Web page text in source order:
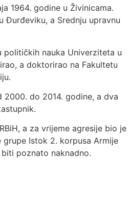
1964. godine u Živinicama.
Đurđeviku, a Srednju upravnu
političkih nauka Univerziteta u
a doktorirao na Fakultetu
do 2014. godine, a dva
a za vrijeme agresije bio je
Istok 2. korpusa Armije
poznato naknadno.